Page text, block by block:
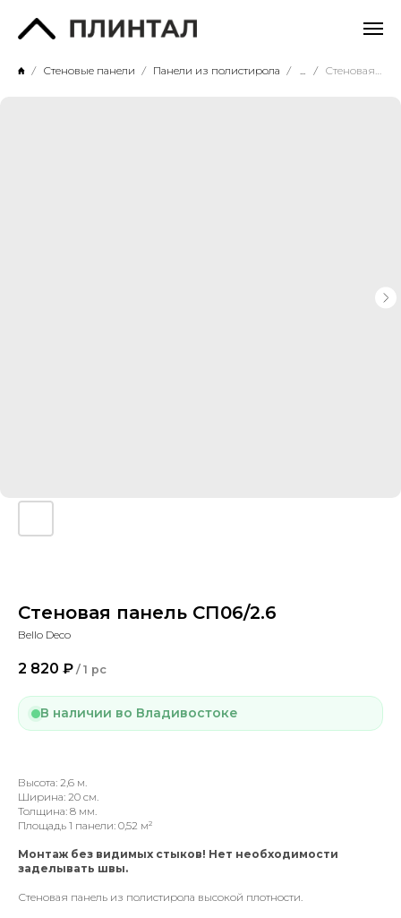
Стеновые панели Панели из полистирола ... Стеновая панель СП06/2.6
Стеновая панель СП06/2.6
Bello Deco
2 820 ₽ / 1 pc
В наличии во Владивостоке
Высота: 2,6 м.
Ширина: 20 см.
Толщина: 8 мм.
Площадь 1 панели: 0,52 м²
Монтаж без видимых стыков! Нет необходимости
заделывать швы.
Стеновая панель из полистирола высокой плотности.